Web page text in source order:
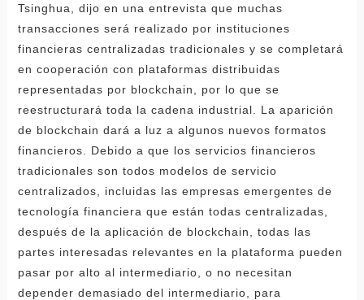
Tsinghua, dijo en una entrevista que muchas
transacciones será realizado por instituciones
financieras centralizadas tradicionales y se completará
en cooperación con plataformas distribuidas
representadas por blockchain, por lo que se
reestructurará toda la cadena industrial. La aparición
de blockchain dará a luz a algunos nuevos formatos
financieros. Debido a que los servicios financieros
tradicionales son todos modelos de servicio
centralizados, incluidas las empresas emergentes de
tecnología financiera que están todas centralizadas,
después de la aplicación de blockchain, todas las
partes interesadas relevantes en la plataforma pueden
pasar por alto al intermediario, o no necesitan
depender demasiado del intermediario, para